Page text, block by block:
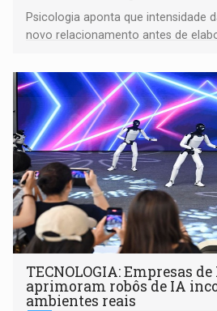
Psicologia aponta que intensidade
novo relacionamento antes de
TECNOLOGIA: Empresas
aprimoram robôs de IA
ambientes reais